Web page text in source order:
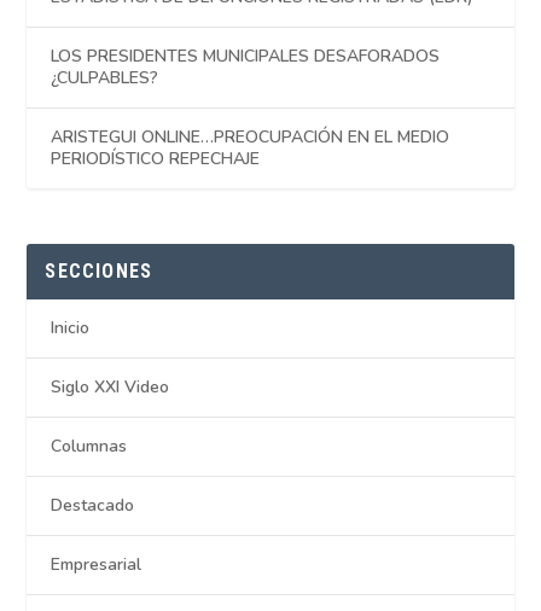
LOS PRESIDENTES MUNICIPALES DESAFORADOS
¿CULPABLES?
ARISTEGUI ONLINE…PREOCUPACIÓN EN EL MEDIO
PERIODÍSTICO REPECHAJE
SECCIONES
Inicio
Siglo XXI Video
Columnas
Destacado
Empresarial